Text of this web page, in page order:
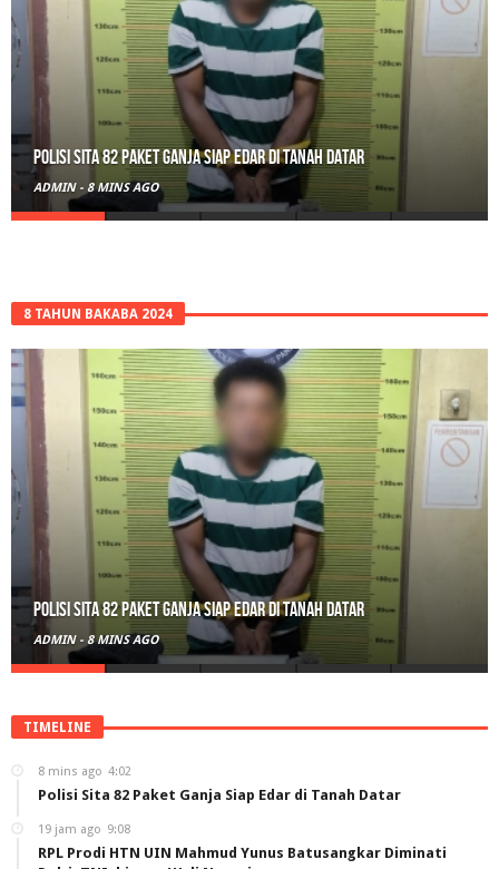
RPL Prodi HTN UIN Mahmud Yunus Batusangkar Diminati Polri, TNI,
hingga Wali Nagari
ADMIN - 19 JAM AGO
8 TAHUN BAKABA 2024
RPL Prodi HTN UIN Mahmud Yunus Batusangkar Diminati Polri, TNI,
hingga Wali Nagari
ADMIN - 19 JAM AGO
TIMELINE
8 mins ago 4:02
Polisi Sita 82 Paket Ganja Siap Edar di Tanah Datar
19 jam ago 9:08
RPL Prodi HTN UIN Mahmud Yunus Batusangkar Diminati